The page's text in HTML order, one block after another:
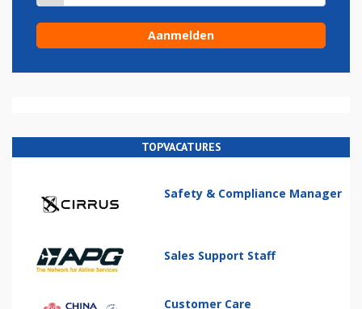
TOPVACATURES
Safety & Compliance Manager
Sales Support Staff
Customer Care